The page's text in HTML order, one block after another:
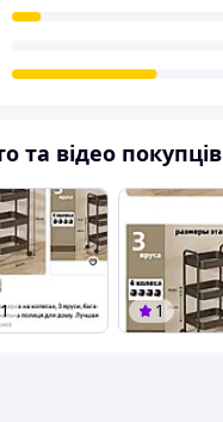
та відео покупців
1 1